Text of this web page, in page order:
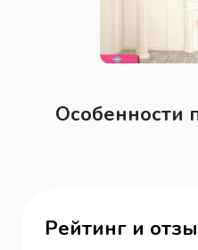
Особенности
Рейтинг и